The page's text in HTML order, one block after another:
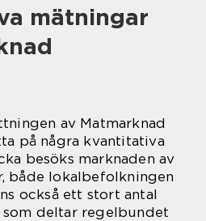
mätningar
av Matmarknad
på några kvantitativa
besöks marknaden av
både lokalbefolkningen
också ett stort antal
deltar regelbundet